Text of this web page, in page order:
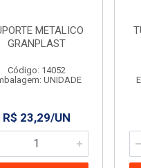
METALICO
GRANPLAST
Código: 14052
UNIDADE
R$ 23,29/UN